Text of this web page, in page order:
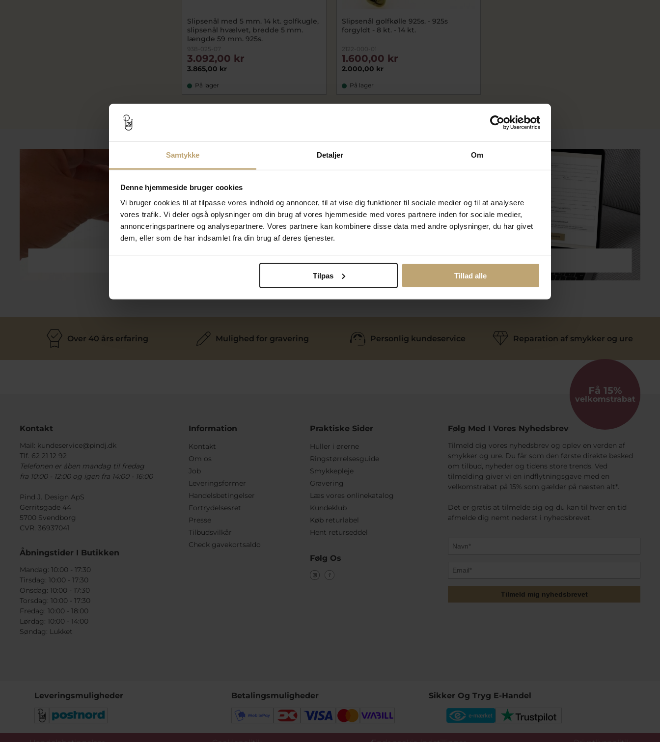
Samtykke Detaljer Om
Denne hjemmeside bruger cookies
Vi bruger cookies til at tilpasse vores indhold og annoncer, til at vise dig funktioner til sociale medier og til at analysere
vores trafik. Vi deler også oplysninger om din brug af vores hjemmeside med vores partnere inden for sociale medier,
annonceringspartnere og analysepartnere. Vores partnere kan kombinere disse data med andre oplysninger, du har givet
dem, eller som de har indsamlet fra din brug af deres tjenester.
Tilpas Tillad alle
Slipsenål med 5 mm. 14 kt. golfkugle,
slipsenål hvælvet, bredde 5 mm.
længde 59 mm. 925s.
938-025-07
3.865,00 kr
3.092,00 kr
På lager
Slipsenål golfkølle 925s. - 925s
forgyldt - 8 kt. - 14 kt.
2122-000-01
2.000,00 kr
1.600,00 kr
På lager
Over 40 års erfaring Mulighed for gravering Personlig kundeservice Reparation af smykker og ure
Kontakt
Mail: kundeservice@pindj.dk
Tlf. 62 21 12 92
Telefonen er åben mandag til fredag
fra 10:00 - 12:00 og igen fra 14:00 - 16:00
Pind J. Design ApS
Gerritsgade 44
5700 Svendborg
CVR. 36937041
Åbningstider I Butikken
Mandag: 10:00 - 17:30
Tirsdag: 10:00 - 17:30
Onsdag: 10:00 - 17:30
Torsdag: 10:00 - 17:30
Fredag: 10:00 - 18:00
Lørdag: 10:00 - 14:00
Søndag: Lukket
Information
Kontakt
Om os
Job
Leveringsformer
Handelsbetingelser
Fortrydelsesret
Presse
Tilbudsvilkår
Check gavekortsaldo
Praktiske Sider
Huller i ørerne
Ringstørrelsesguide
Smykkepleje
Gravering
Læs vores onlinekatalog
Kundeklub
Køb returlabel
Hent returseddel
Følg Os
Få 15%
velkomstrabat
Følg Med I Vores Nyhedsbrev
Tilmeld dig vores nyhedsbrev og oplev en verden af
smykker og ure. Du får som den første direkte besked
om tilbud, nyheder og tidens store trends. Ved
tilmelding giver vi en indflytningsgave med en
velkomstrabat på 15% som gælder på næsten alt*.
Det er gratis at tilmelde sig og du kan til hver en tid
afmelde dig nemt nederst i nyhedsbrevet.
Tilmeld mig nyhedsbrevet
Leveringsmuligheder Betalingsmuligheder Sikker Og Tryg E-Handel